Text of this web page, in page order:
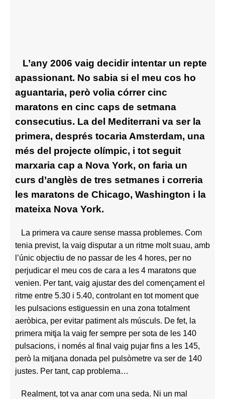
L’any 2006 vaig decidir intentar un repte
apassionant. No sabia si el meu cos ho
aguantaria, però volia córrer cinc
maratons en cinc caps de setmana
consecutius. La del Mediterrani va ser la
primera, després tocaria Amsterdam, una
més del projecte olímpic, i tot seguit
marxaria cap a Nova York, on faria un
curs d’anglès de tres setmanes i correria
les maratons de Chicago, Washington i la
mateixa Nova York.
La primera va caure sense massa problemes. Com
tenia previst, la vaig disputar a un ritme molt suau, amb
l’únic objectiu de no passar de les 4 hores, per no
perjudicar el meu cos de cara a les 4 maratons que
venien. Per tant, vaig ajustar des del començament el
ritme entre 5.30 i 5.40, controlant en tot moment que
les pulsacions estiguessin en una zona totalment
aeròbica, per evitar patiment als músculs. De fet, la
primera mitja la vaig fer sempre per sota de les 140
pulsacions, i només al final vaig pujar fins a les 145,
però la mitjana donada pel pulsòmetre va ser de 140
justes. Per tant, cap problema…
Realment, tot va anar com una seda. Ni un mal